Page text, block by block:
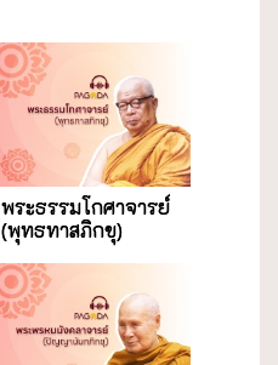
พระธรรมโกศาจารย์
(พุทธทาสภิกขุ)